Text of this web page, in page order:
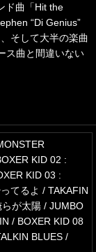
ド曲「Hit the
“Di Genius”
そして大半の楽曲
ス曲と間違いない
KID 02 :
KID 03 :
てるよ / TAKAFIN
が太陽 / JUMBO
/ BOXER KID 08
BLUES /